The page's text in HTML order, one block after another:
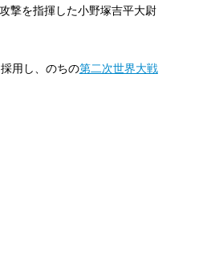
撃を指揮した小野塚吉平大尉
用し、のちの第二次世界大戦